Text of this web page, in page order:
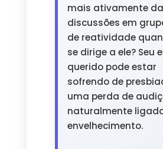
mais ativamente
discussões em
de reatividade
se dirige a ele? Seu
querido pode estar
sofrendo de
uma perda de
naturalmente
envelhecimento.